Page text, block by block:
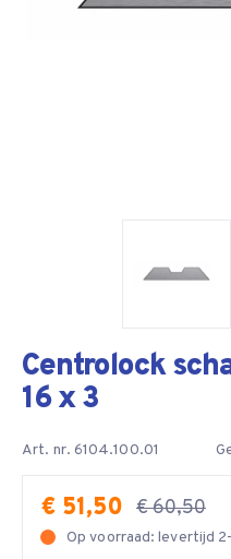
Centrolock
16 x 3
Art. nr. 6104.100.01
€ 51,50 € 60,50
Op voorraad: levertijd